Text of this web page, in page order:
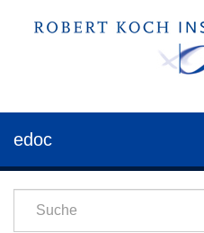
edoc